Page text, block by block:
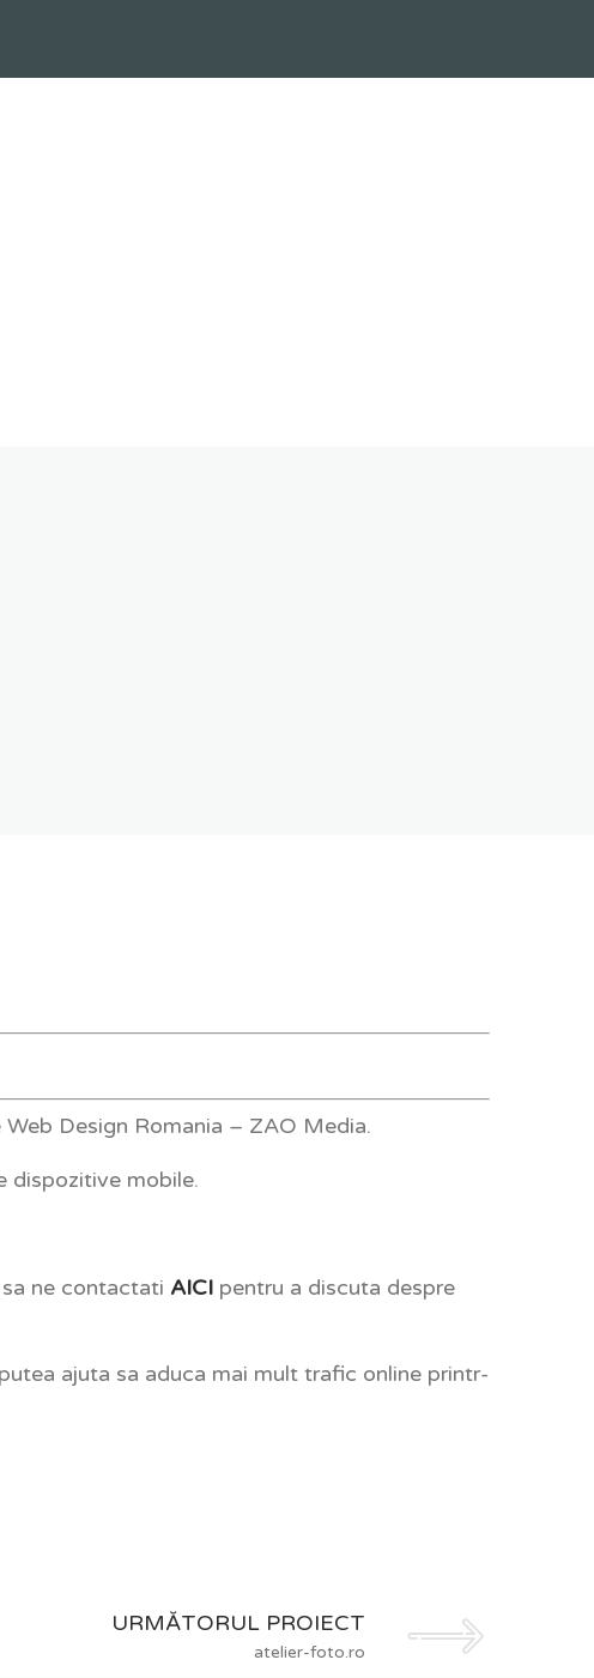
Design Romania – ZAO Media.
dispozitive mobile.
ne contactati AICI pentru a discuta despre
ajuta sa aduca mai mult trafic online printr-
URMĂTORUL PROIECT
atelier-foto.ro